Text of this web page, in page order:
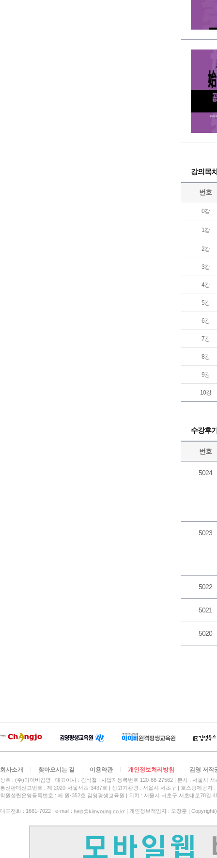
강의목
번호
0강
1강
2강
3강
4강
5강
6강
7강
8강
9강
10강
수강후
번호
5024
5023
5022
5021
5020
회사소개 찾아오시는 길 이용약관 개인정보처리방침 김영 저작
상호 : (주)아이비김영 대표이사 : 김석철 사업자등록번호 120-88-27562
본사 : 서울시
통신판매신고번호 : 제 2020-서울서초-3437호
신고기관명 : 서울시 서초구
호스팅제공자
학원설립운영등록번호 : 제 원-352호 김영평생교육원 | 위치 : 서울시 서초구 서초대로78길
대표전화 : 1661-7022 | e-mail : help@kimyoung.co.kr | 개인정보책임자 : 오창훈 |